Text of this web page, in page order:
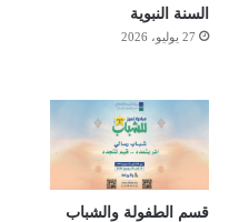
السنة النبوية
27 يوليو، 2026
قسم الطفولة والشباب